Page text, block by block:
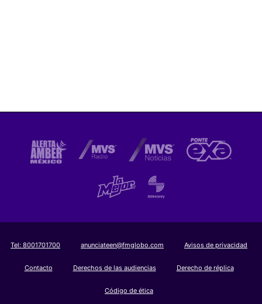
Tel: 8001701700 anunciateen@fmglobo.com Avisos de privacidad
Contacto Derechos de las audiencias Derecho de réplica
Código de ética